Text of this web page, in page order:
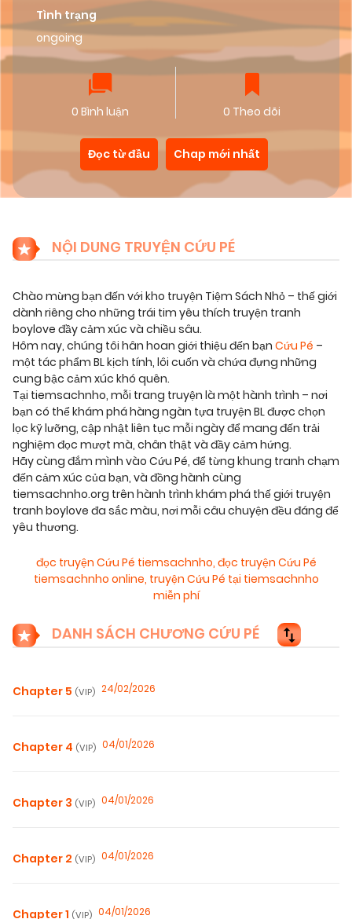
Tình trạng
ongoing
0 Bình luận 0 Theo dõi
Đọc từ đầu Chap mới nhất
NỘI DUNG TRUYỆN CỨU PÉ
Chào mừng bạn đến với kho truyện Tiệm Sách Nhỏ – thế giới
dành riêng cho những trái tim yêu thích truyện tranh
boylove đầy cảm xúc và chiều sâu.
Hôm nay, chúng tôi hân hoan giới thiệu đến bạn Cứu Pé –
một tác phẩm BL kịch tính, lôi cuốn và chứa đựng những
cung bậc cảm xúc khó quên.
Tại tiemsachnho, mỗi trang truyện là một hành trình – nơi
bạn có thể khám phá hàng ngàn tựa truyện BL được chọn
lọc kỹ lưỡng, cập nhật liên tục mỗi ngày để mang đến trải
nghiệm đọc mượt mà, chân thật và đầy cảm hứng.
Hãy cùng đắm mình vào Cứu Pé, để từng khung tranh chạm
đến cảm xúc của bạn, và đồng hành cùng
tiemsachnho.org trên hành trình khám phá thế giới truyện
tranh boylove đa sắc màu, nơi mỗi câu chuyện đều đáng để
yêu thương.
đọc truyện Cứu Pé tiemsachnho, đọc truyện Cứu Pé
tiemsachnho online, truyện Cứu Pé tại tiemsachnho
miễn phí
DANH SÁCH CHƯƠNG CỨU PÉ
Chapter 5 (VIP) 24/02/2026
Chapter 4 (VIP) 04/01/2026
Chapter 3 (VIP) 04/01/2026
Chapter 2 (VIP) 04/01/2026
Chapter 1 (VIP) 04/01/2026